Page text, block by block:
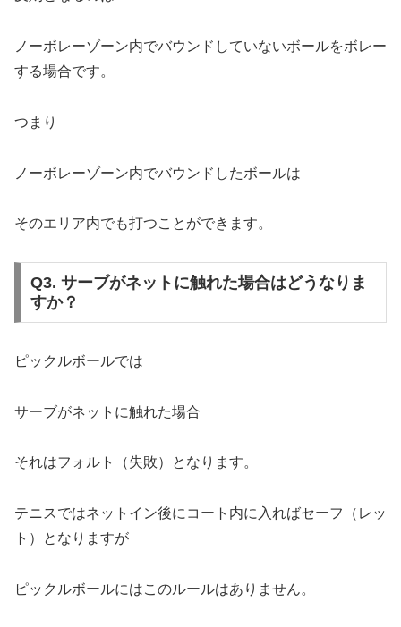
ノーボレーゾーン内でバウンドしていないボールをボレー
する場合です。
つまり
ノーボレーゾーン内でバウンドしたボールは
そのエリア内でも打つことができます。
Q3. サーブがネットに触れた場合はどうなりま
すか？
ピックルボールでは
サーブがネットに触れた場合
それはフォルト（失敗）となります。
テニスではネットイン後にコート内に入ればセーフ（レッ
ト）となりますが
ピックルボールにはこのルールはありません。